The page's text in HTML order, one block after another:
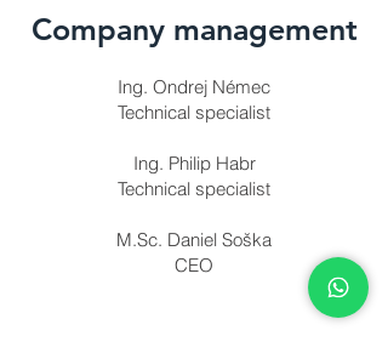
Company management
Ing. Ondrej Némec
Technical specialist
Ing. Philip Habr
Technical specialist
M.Sc. Daniel Soška
CEO